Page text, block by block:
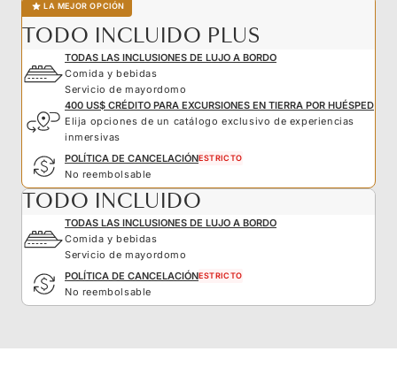
LA MEJOR OPCIÓN
TODO INCLUIDO PLUS
TODAS LAS INCLUSIONES DE LUJO A BORDO
Comida y bebidas
Servicio de mayordomo
400 US$ CRÉDITO PARA EXCURSIONES EN TIERRA POR HUÉSPED
Elija opciones de un catálogo exclusivo de experiencias
inmersivas
POLÍTICA DE CANCELACIÓNESTRICTO
No reembolsable
TODO INCLUIDO
TODAS LAS INCLUSIONES DE LUJO A BORDO
Comida y bebidas
Servicio de mayordomo
POLÍTICA DE CANCELACIÓNESTRICTO
No reembolsable